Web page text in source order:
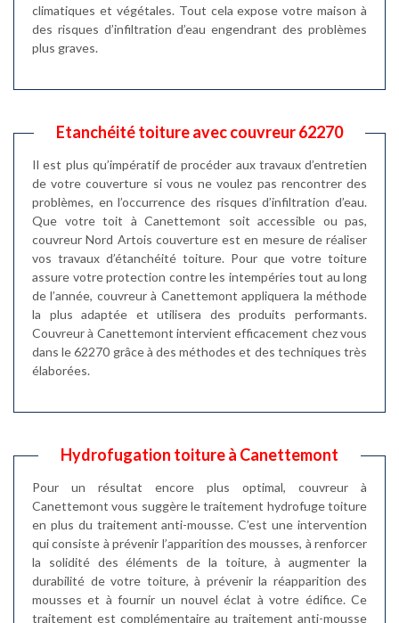
climatiques et végétales. Tout cela expose votre maison à
des risques d’infiltration d’eau engendrant des problèmes
plus graves.
Etanchéité toiture avec couvreur 62270
Il est plus qu’impératif de procéder aux travaux d’entretien
de votre couverture si vous ne voulez pas rencontrer des
problèmes, en l’occurrence des risques d’infiltration d’eau.
Que votre toit à Canettemont soit accessible ou pas,
couvreur Nord Artois couverture est en mesure de réaliser
vos travaux d’étanchéité toiture. Pour que votre toiture
assure votre protection contre les intempéries tout au long
de l’année, couvreur à Canettemont appliquera la méthode
la plus adaptée et utilisera des produits performants.
Couvreur à Canettemont intervient efficacement chez vous
dans le 62270 grâce à des méthodes et des techniques très
élaborées.
Hydrofugation toiture à Canettemont
Pour un résultat encore plus optimal, couvreur à
Canettemont vous suggère le traitement hydrofuge toiture
en plus du traitement anti-mousse. C’est une intervention
qui consiste à prévenir l’apparition des mousses, à renforcer
la solidité des éléments de la toiture, à augmenter la
durabilité de votre toiture, à prévenir la réapparition des
mousses et à fournir un nouvel éclat à votre édifice. Ce
traitement est complémentaire au traitement anti-mousse